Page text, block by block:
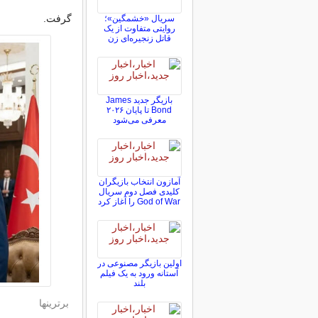
گرفت.
برترینها
سریال «خشمگین»؛
روایتی متفاوت از یک
قاتل زنجیره‌ای زن
بازیگر جدید James
Bond تا پایان ۲۰۲۶
معرفی می‌شود
آمازون انتخاب بازیگران
کلیدی فصل دوم سریال
God of War را آغاز کرد
اولین بازیگر مصنوعی در
آستانه ورود به یک فیلم
بلند